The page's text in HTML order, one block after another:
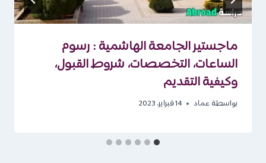
ماجستير الجامعة الهاشمية : رسوم
الساعات، التخصصات، شروط القبول،
وكيفية التقديم
بواسطة عماد 14 فبراير، 2023